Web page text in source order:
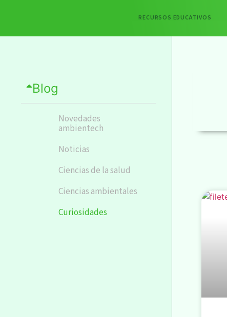
RECURSOS EDUCATIVOS
Blog
Novedades
ambientech
Noticias
Ciencias de la salud
Ciencias ambientales
Curiosidades